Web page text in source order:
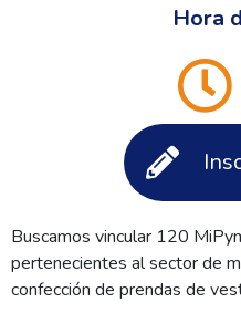
Hora
Buscamos vincular 120
pertenecientes al sector de
confección de prendas de